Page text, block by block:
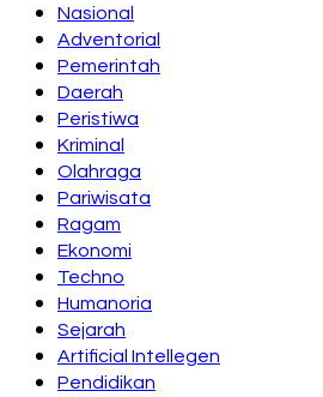
Nasional
Adventorial
Pemerintah
Daerah
Peristiwa
Kriminal
Olahraga
Pariwisata
Ragam
Ekonomi
Techno
Humanoria
Sejarah
Artificial Intellegen
Pendidikan